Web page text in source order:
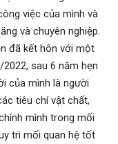
việc của mình và
và chuyên nghiệp.
đã kết hôn với một
sau 6 năm hẹn
của mình là người
tiêu chí vật chất,
mình trong mối
trì mối quan hệ tốt